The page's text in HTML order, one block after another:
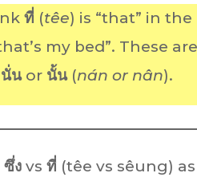
ที่ (têe) is “that” in the
my bed”. These
นั่นor นั้น(nán or nân).
ซึ่ง vsที่ (têe vs sêung) as